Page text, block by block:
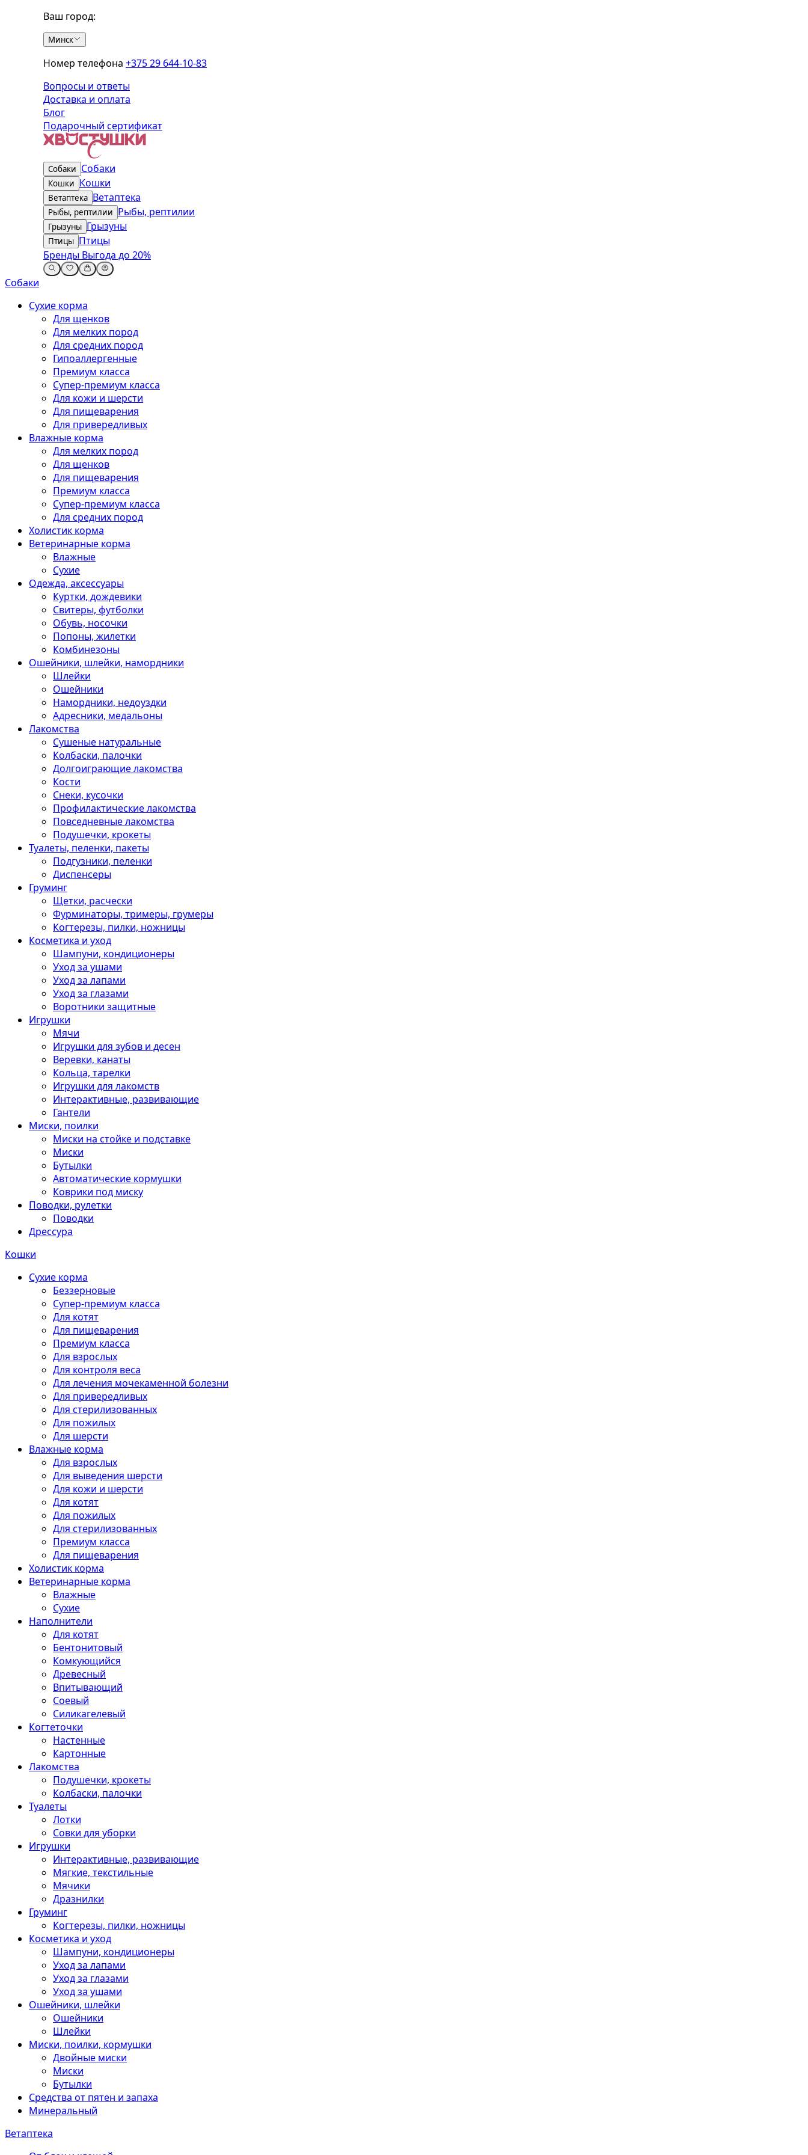
Ваш город:
Минск
Номер телефона +375 29 644-10-83
Вопросы и ответы
Доставка и оплата
Блог
Подарочный сертификат
Собаки Собаки
Кошки Кошки
Ветаптека Ветаптека
Рыбы, рептилии Рыбы, рептилии
Грызуны Грызуны
Птицы Птицы
Бренды Выгода до 20%
Собаки
Сухие корма
Для щенков
Для мелких пород
Для средних пород
Гипоаллергенные
Премиум класса
Супер-премиум класса
Для кожи и шерсти
Для пищеварения
Для привередливых
Влажные корма
Для мелких пород
Для щенков
Для пищеварения
Премиум класса
Супер-премиум класса
Для средних пород
Холистик корма
Ветеринарные корма
Влажные
Сухие
Одежда, аксессуары
Куртки, дождевики
Свитеры, футболки
Обувь, носочки
Попоны, жилетки
Комбинезоны
Ошейники, шлейки, намордники
Шлейки
Ошейники
Намордники, недоуздки
Адресники, медальоны
Лакомства
Сушеные натуральные
Колбаски, палочки
Долгоиграющие лакомства
Кости
Снеки, кусочки
Профилактические лакомства
Повседневные лакомства
Подушечки, крокеты
Туалеты, пеленки, пакеты
Подгузники, пеленки
Диспенсеры
Груминг
Щетки, расчески
Фурминаторы, тримеры, грумеры
Когтерезы, пилки, ножницы
Косметика и уход
Шампуни, кондиционеры
Уход за ушами
Уход за лапами
Уход за глазами
Воротники защитные
Игрушки
Мячи
Игрушки для зубов и десен
Веревки, канаты
Кольца, тарелки
Игрушки для лакомств
Интерактивные, развивающие
Гантели
Миски, поилки
Миски на стойке и подставке
Миски
Бутылки
Автоматические кормушки
Коврики под миску
Поводки, рулетки
Поводки
Дрессура
Кошки
Сухие корма
Беззерновые
Супер-премиум класса
Для котят
Для пищеварения
Премиум класса
Для взрослых
Для контроля веса
Для лечения мочекаменной болезни
Для привередливых
Для стерилизованных
Для пожилых
Для шерсти
Влажные корма
Для взрослых
Для выведения шерсти
Для кожи и шерсти
Для котят
Для пожилых
Для стерилизованных
Премиум класса
Для пищеварения
Холистик корма
Ветеринарные корма
Влажные
Сухие
Наполнители
Для котят
Бентонитовый
Комкующийся
Древесный
Впитывающий
Соевый
Силикагелевый
Когтеточки
Настенные
Картонные
Лакомства
Подушечки, крокеты
Колбаски, палочки
Туалеты
Лотки
Совки для уборки
Игрушки
Интерактивные, развивающие
Мягкие, текстильные
Мячики
Дразнилки
Груминг
Когтерезы, пилки, ножницы
Косметика и уход
Шампуни, кондиционеры
Уход за лапами
Уход за глазами
Уход за ушами
Ошейники, шлейки
Ошейники
Шлейки
Миски, поилки, кормушки
Двойные миски
Миски
Бутылки
Средства от пятен и запаха
Минеральный
Ветаптека